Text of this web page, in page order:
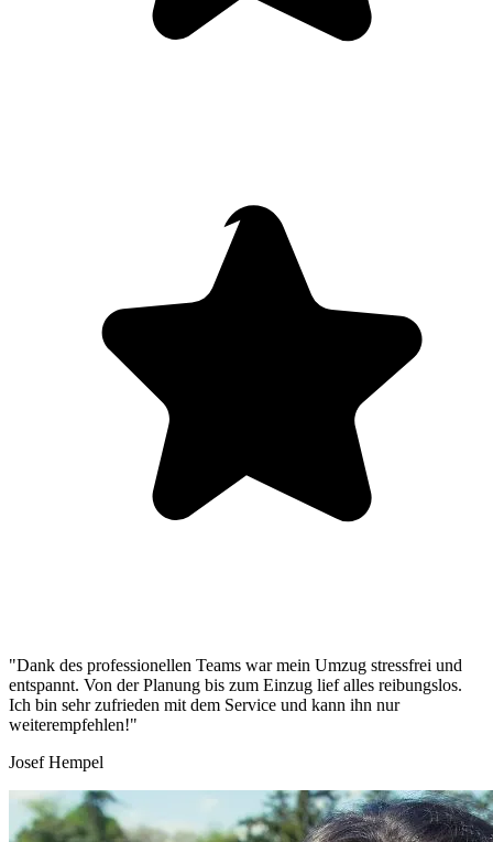
"Dank des professionellen Teams war mein Umzug stressfrei und
entspannt. Von der Planung bis zum Einzug lief alles reibungslos.
Ich bin sehr zufrieden mit dem Service und kann ihn nur
weiterempfehlen!"
Josef Hempel